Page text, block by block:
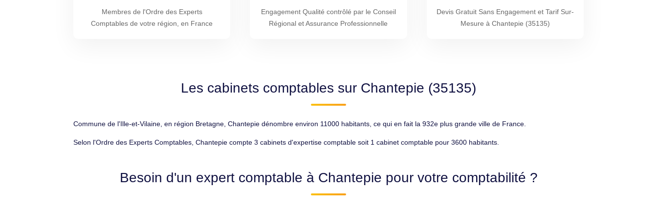
Membres de l'Ordre des Experts
Comptables de votre région, en France
Engagement Qualité contrôlé par le Conseil
Régional et Assurance Professionnelle
Devis Gratuit Sans Engagement et Tarif Sur-
Mesure à Chantepie (35135)
Les cabinets comptables sur Chantepie (35135)
Commune de l'Ille-et-Vilaine, en région Bretagne, Chantepie dénombre environ 11000 habitants, ce qui en fait la 932e plus grande ville de France.
Selon l'Ordre des Experts Comptables, Chantepie compte 3 cabinets d'expertise comptable soit 1 cabinet comptable pour 3600 habitants.
Besoin d'un expert comptable à Chantepie pour votre comptabilité ?